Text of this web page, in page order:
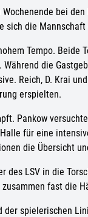
bei
die
Tempo. Beide
die
Reich, D. Krai
erspielten.
Pankow
für eine
die Übersicht
LSV in die
fast die
der spielerischen